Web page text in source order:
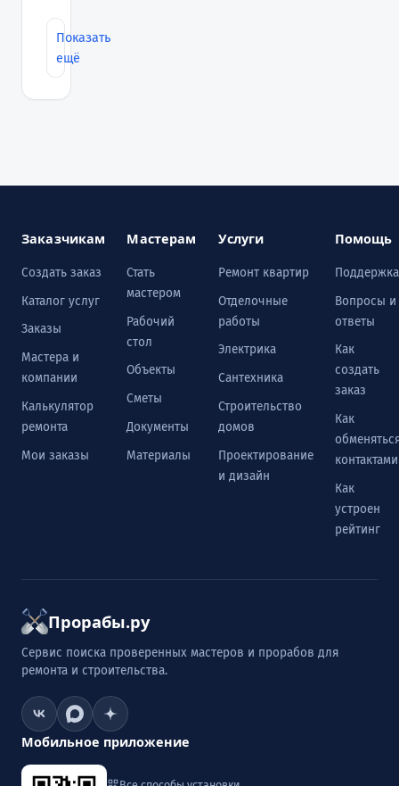
Показать
ещё
Заказчикам
Создать заказ
Каталог услуг
Заказы
Мастера и
компании
Калькулятор
ремонта
Мои заказы
Мастерам
Стать
мастером
Рабочий
стол
Объекты
Сметы
Документы
Материалы
Услуги
Ремонт квартир
Отделочные
работы
Электрика
Сантехника
Строительство
домов
Проектирование
и дизайн
Помощь
Поддержка
Вопросы и
ответы
Как
создать
заказ
Как
контактами
Как
устроен
рейтинг
Прорабы.ру
Сервис поиска проверенных мастеров и прорабов для
ремонта и строительства.
Мобильное приложение